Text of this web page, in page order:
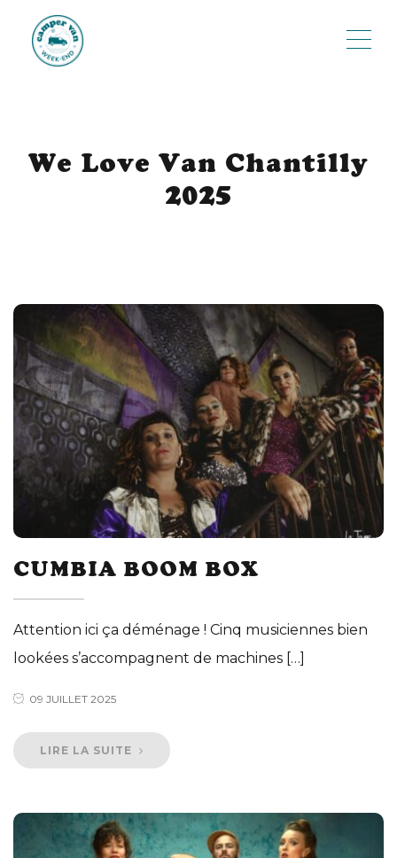
We Love Van Chantilly
2025
CUMBIA BOOM BOX
Attention ici ça déménage ! Cinq musiciennes bien
lookées s’accompagnent de machines […]
09 JUILLET 2025
LIRE LA SUITE